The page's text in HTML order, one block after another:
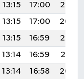
13:15 17:00
20:05
13:15 17:00
20:04
13:15 16:59
20:03
13:14 16:59
20:01
13:14 16:58
20:00